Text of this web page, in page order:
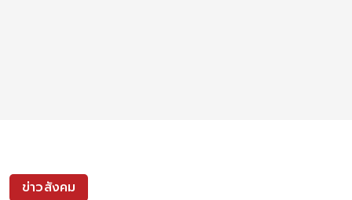
ข่าวสังคม